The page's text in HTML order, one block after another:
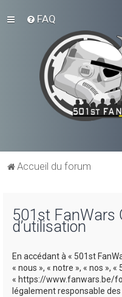
FAQ
Accueil du forum
501st FanWars
d’utilisation
En accédant à « 501st
« nous », « notre », « nos »,
« https://www.fanwars.be/
légalement responsable